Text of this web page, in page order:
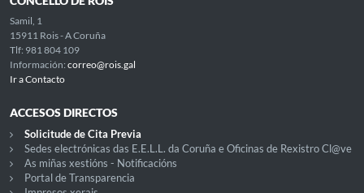
Samil, 1
15911 Rois - A Coruña
Tlf: 981 804 109
Información: correo@rois.gal
Ir a Contacto
ACCESOS DIRECTOS
Solicitude de Cita Previa
Sedes electrónicas das E.E.L.L. da Coruña e Oficinas de Rexistro Cl@ve
As miñas xestións - Notificacións
Portal de Transparencia